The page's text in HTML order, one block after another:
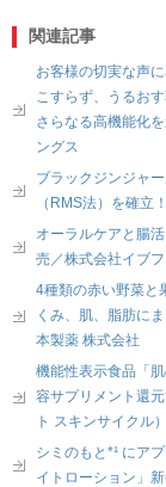
関連記事
お客様の切実な声
こすらず、うるお
さらなる高機能化
ングス
ブラックジンジャ
（RMS法）を確立
オーラルケアと腸
売／株式会社イブ
4種類の赤い野菜と
くみ、肌、脂肪に
本製薬 株式会社
機能性表示食品「
容サプリメント還
ト スキンサイクル
シミのもと*¹ にア
イトローション」